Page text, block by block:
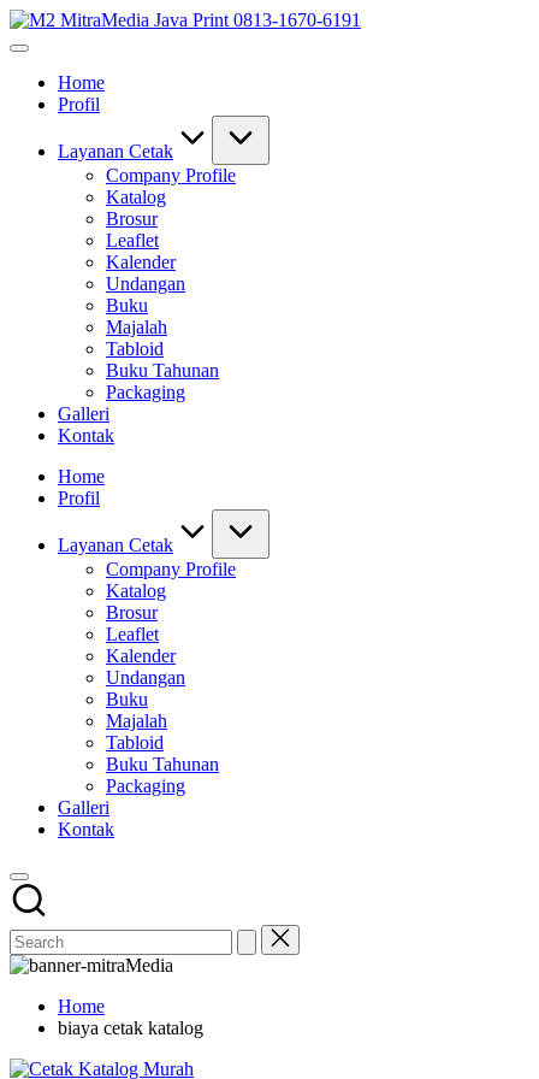
Skip
to
0813-
6191
(Call/WA)
Tempat
Percetakan
Home
Profil
Layanan Cetak
Company Profile
Katalog
Brosur
Leaflet
Kalender
Undangan
Buku
Majalah
Tabloid
Buku Tahunan
Packaging
Galleri
Kontak
Home
Profil
Layanan Cetak
Company Profile
Katalog
Brosur
Leaflet
Kalender
Undangan
Buku
Majalah
Tabloid
Buku Tahunan
Packaging
Galleri
Kontak
Home
biaya cetak katalog